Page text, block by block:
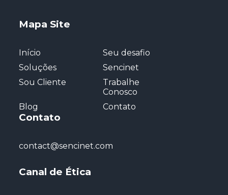
Mapa Site
Início
Seu desafio
Soluções
Sencinet
Sou Cliente
Trabalhe
Conosco
Blog
Contato
Contato
contact@sencinet.com
Canal de Ética